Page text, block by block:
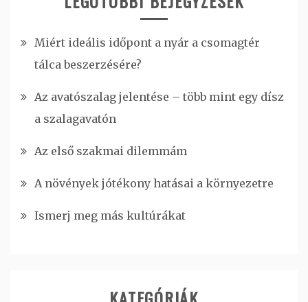
Miért ideális időpont a nyár a csomagtér
tálca beszerzésére?
Az avatószalag jelentése – több mint egy dísz
a szalagavatón
Az első szakmai dilemmám
A növények jótékony hatásai a környezetre
Ismerj meg más kultúrákat